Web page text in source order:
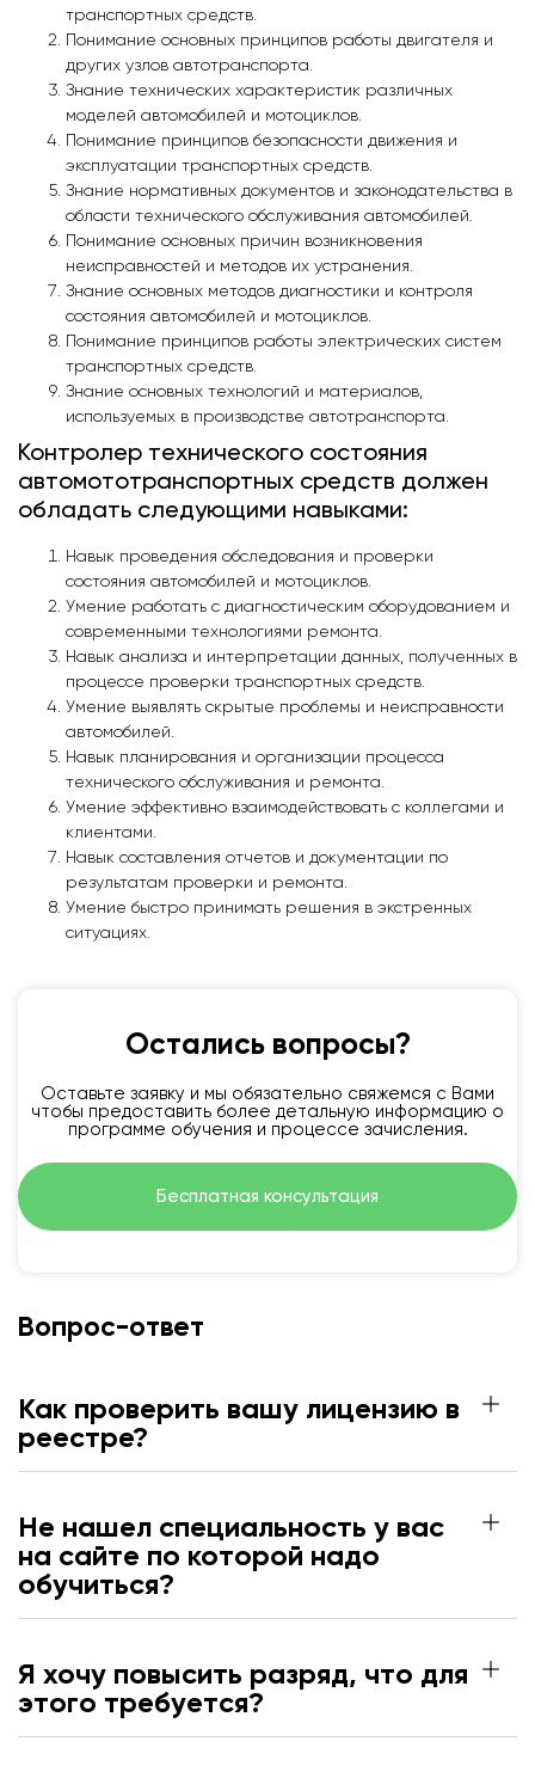
транспортных средств.
Понимание основных принципов работы двигателя и
других узлов автотранспорта.
Знание технических характеристик различных
моделей автомобилей и мотоциклов.
Понимание принципов безопасности движения и
эксплуатации транспортных средств.
Знание нормативных документов и законодательства в
области технического обслуживания автомобилей.
Понимание основных причин возникновения
неисправностей и методов их устранения.
Знание основных методов диагностики и контроля
состояния автомобилей и мотоциклов.
Понимание принципов работы электрических систем
транспортных средств.
Знание основных технологий и материалов,
используемых в производстве автотранспорта.
Контролер технического состояния
автомототранспортных средств должен
обладать следующими навыками:
Навык проведения обследования и проверки
состояния автомобилей и мотоциклов.
Умение работать с диагностическим оборудованием и
современными технологиями ремонта.
Навык анализа и интерпретации данных, полученных в
процессе проверки транспортных средств.
Умение выявлять скрытые проблемы и неисправности
автомобилей.
Навык планирования и организации процесса
технического обслуживания и ремонта.
Умение эффективно взаимодействовать с коллегами и
клиентами.
Навык составления отчетов и документации по
результатам проверки и ремонта.
Умение быстро принимать решения в экстренных
ситуациях.
Остались вопросы?
Оставьте заявку и мы обязательно свяжемся с Вами
чтобы предоставить более детальную информацию о
программе обучения и процессе зачисления.
Бесплатная консультация
Вопрос-ответ
Как проверить вашу лицензию в
реестре?
Не нашел специальность у вас
на сайте по которой надо
обучиться?
Я хочу повысить разряд, что для
этого требуется?